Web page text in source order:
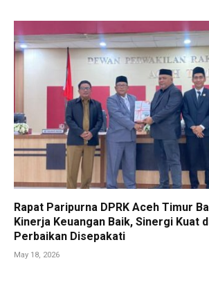
Rapat Paripurna DPRK Aceh Timur
Kinerja Keuangan Baik, Sinergi Kuat
Perbaikan Disepakati
May 18, 2026